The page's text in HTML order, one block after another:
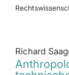
Richard